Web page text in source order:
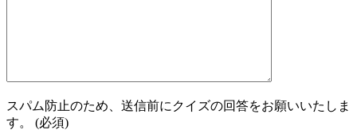
スパム防止のため、送信前にクイズの回答をお願いいたしま
す。 (必須)